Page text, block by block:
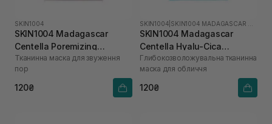
SKIN1004
SKIN1004 Madagascar
Centella Poremizing
Clarifying Mask 1 шт
Тканинна маска для звуження
пор
120₴
SKIN1004
SKIN1004 Madagascar
Centella Hyalu-Cica
Hydrating Mask 1 шт
Глибокозволожувальна тканинна
маска для обличчя
120₴